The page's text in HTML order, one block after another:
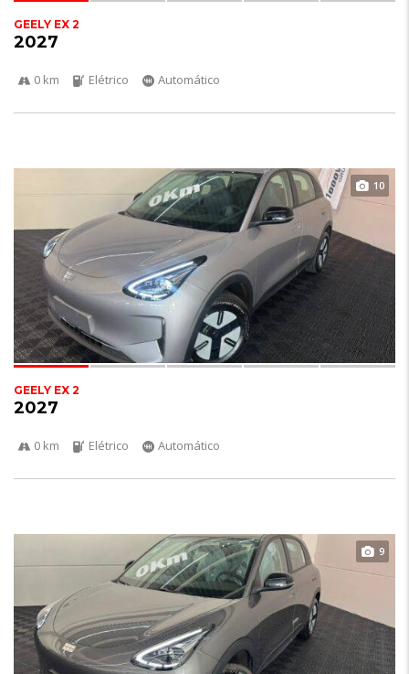
GEELY EX 2
2027
0 km Elétrico Automático
10
GEELY EX 2
2027
0 km Elétrico Automático
9